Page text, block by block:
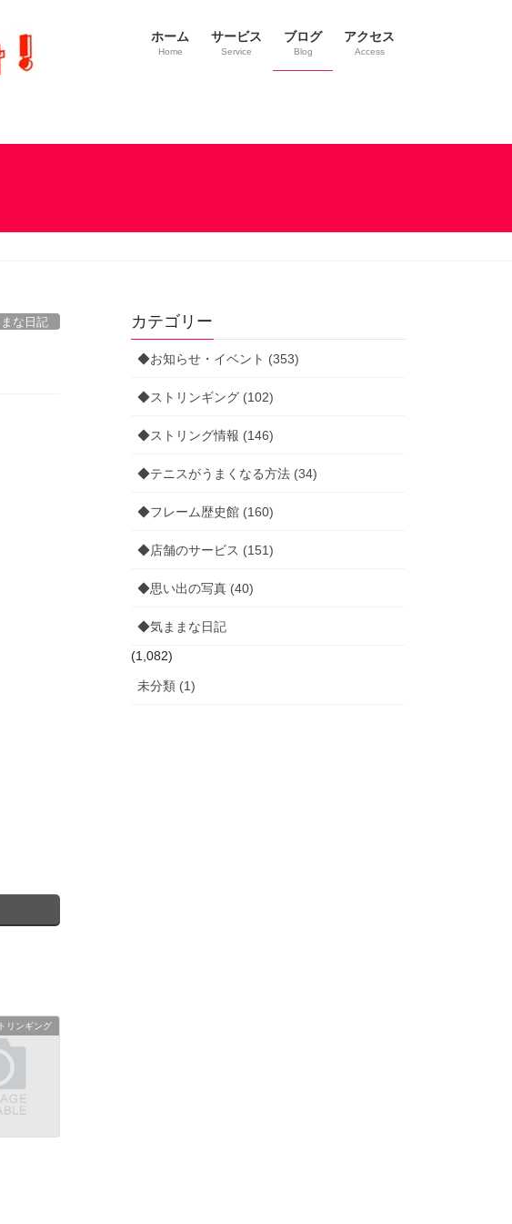
ホーム
Home
サービス
Service
ブログ
Blog
アクセス
Access
な日記
リンギング
カテゴリー
◆お知らせ・イベント (353)
◆ストリンギング (102)
◆ストリング情報 (146)
◆テニスがうまくなる方法 (34)
◆フレーム歴史館 (160)
◆店舗のサービス (151)
◆思い出の写真 (40)
◆気ままな日記
(1,082)
未分類 (1)